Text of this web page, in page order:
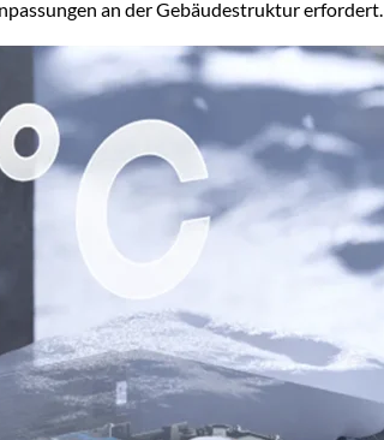
an der Gebäudestruktur erfordert.